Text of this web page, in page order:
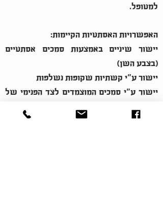
למטופל.
האפשרויות האסתטיות הקיימות:
יישור שיניים באמצעות סמכים אסתטיים
(בצבע השן)
יישור ע"י קשתיות שקופות נשלפות
יישור ע"י סמכים המוצמדים לצד הפנימי של